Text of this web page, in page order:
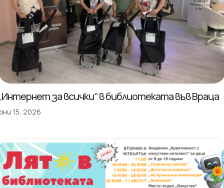
за всички“ в библиотеката във Враца
15, 2026